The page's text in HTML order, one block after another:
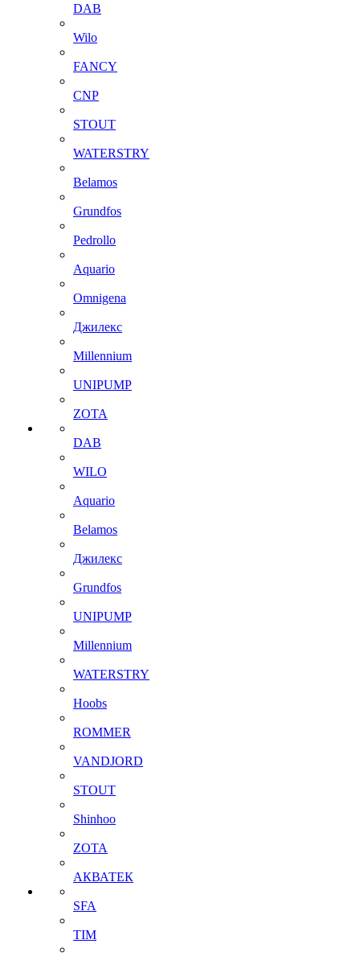
DAB
Wilo
FANCY
CNP
STOUT
WATERSTRY
Belamos
Grundfos
Pedrollo
Aquario
Omnigena
Джилекс
Millennium
UNIPUMP
ZOTA
DAB
WILO
Aquario
Belamos
Джилекс
Grundfos
UNIPUMP
Millennium
WATERSTRY
Hoobs
ROMMER
VANDJORD
STOUT
Shinhoo
ZOTA
АКВАТЕК
SFA
TIM